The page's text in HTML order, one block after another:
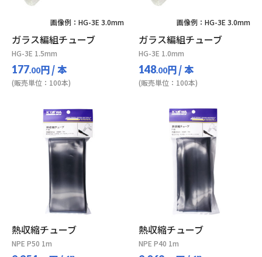
画像例：HG-3E 3.0mm
ガラス編組チューブ
HG-3E 1.5mm
177.00円/ 本
(販売単位：100本)
画像例：HG-3E 3.0mm
ガラス編組チューブ
HG-3E 1.0mm
148.00円/ 本
(販売単位：100本)
熱収縮チューブ
NPE P50 1m
熱収縮チューブ
NPE P40 1m